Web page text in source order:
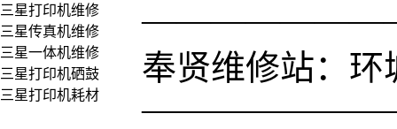
三星打印机维修
三星传真机维修
三星一体机维修
三星打印机硒鼓
三星打印机耗材
奉贤维修站：环